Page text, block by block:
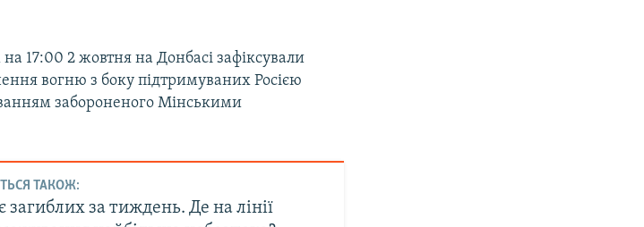
17:00 2 жовтня на Донбасі зафіксували
вогню з боку підтримуваних Росією
забороненого Мінськими
ТАКОЖ:
загиблих за тиждень. Де на лінії